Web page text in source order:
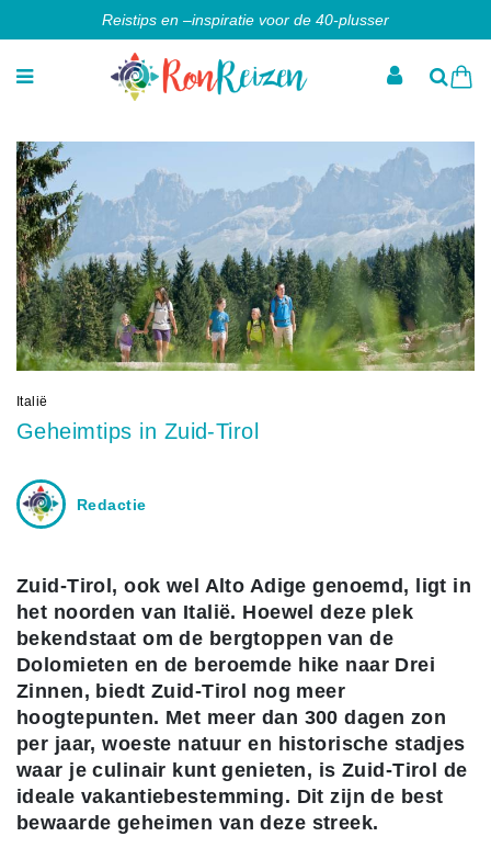
Reistips en –inspiratie voor de 40-plusser
Italië
Geheimtips in Zuid-Tirol
Redactie
Zuid-Tirol, ook wel Alto Adige genoemd, ligt in
het noorden van Italië. Hoewel deze plek
bekendstaat om de bergtoppen van de
Dolomieten en de beroemde hike naar Drei
Zinnen, biedt Zuid-Tirol nog meer
hoogtepunten. Met meer dan 300 dagen zon
per jaar, woeste natuur en historische stadjes
waar je culinair kunt genieten, is Zuid-Tirol de
ideale vakantiebestemming. Dit zijn de best
bewaarde geheimen van deze streek.